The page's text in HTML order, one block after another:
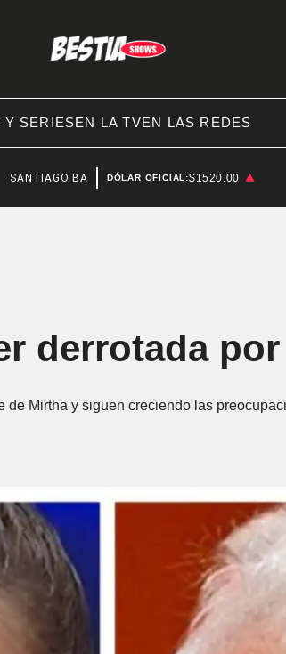
Y SERIESEN LA TVEN LAS REDES
BAUSILI DÓLAR OFICIAL:$1520.00
derrotada
Mirtha y siguen creciendo las